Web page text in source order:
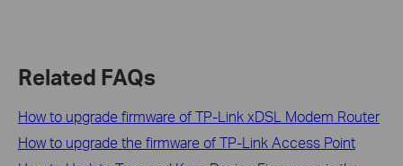
Related FAQs
How to upgrade firmware of TP-Link xDSL Modem Router
How to upgrade the firmware of TP-Link Access Point